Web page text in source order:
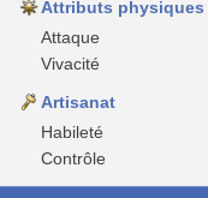
Attributs physiques
Attaque
Vivacité
Artisanat
Habileté
Contrôle